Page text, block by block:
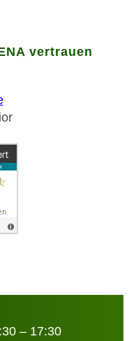
vertrauen
– 17:30